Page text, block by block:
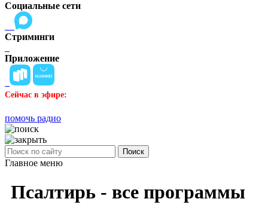
Социальные сети
Стриминги
Приложение
Сейчас в эфире:
помочь радио
Поиск
Главное меню
Псалтирь - все программы